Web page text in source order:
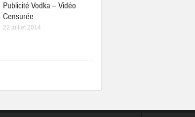
Publicité Vodka – Vidéo
Censurée
22 juillet 2014